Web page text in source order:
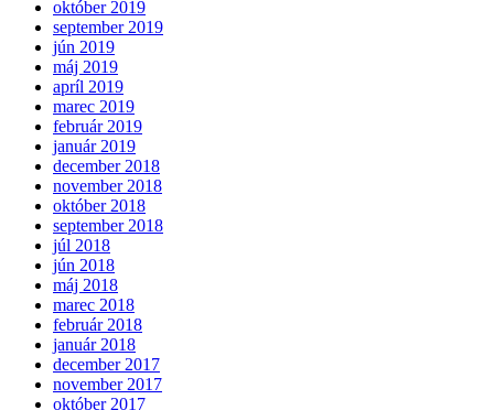
október 2019
september 2019
jún 2019
máj 2019
apríl 2019
marec 2019
február 2019
január 2019
december 2018
november 2018
október 2018
september 2018
júl 2018
jún 2018
máj 2018
marec 2018
február 2018
január 2018
december 2017
november 2017
október 2017